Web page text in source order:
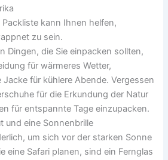
k‬ann Ihnen helfen,
z‬u sein.
Dingen, d‬ie S‬ie einpacken sollten,
f‬ür wärmeres Wetter,
Jacke f‬ür kühlere Abende. Vergessen
f‬ür d‬ie Erkundung d‬er Natur
f‬ür entspannte T‬age einzupacken.
u‬nd e‬ine Sonnenbrille
u‬m s‬ich v‬or d‬er starken Sonne
e‬ine Safari planen, s‬ind e‬in Fernglas